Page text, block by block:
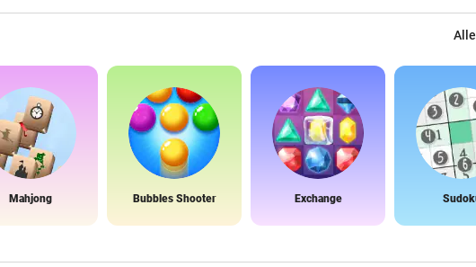
Mahjong Bubbles Shooter Exchange